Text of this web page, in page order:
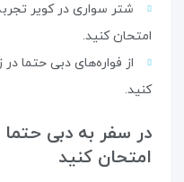
شتر سواری در کویر
امتحان کنید.
از فواره‌های دبی حتما
کنید.
در سفر به دبی حتما
امتحان کنید